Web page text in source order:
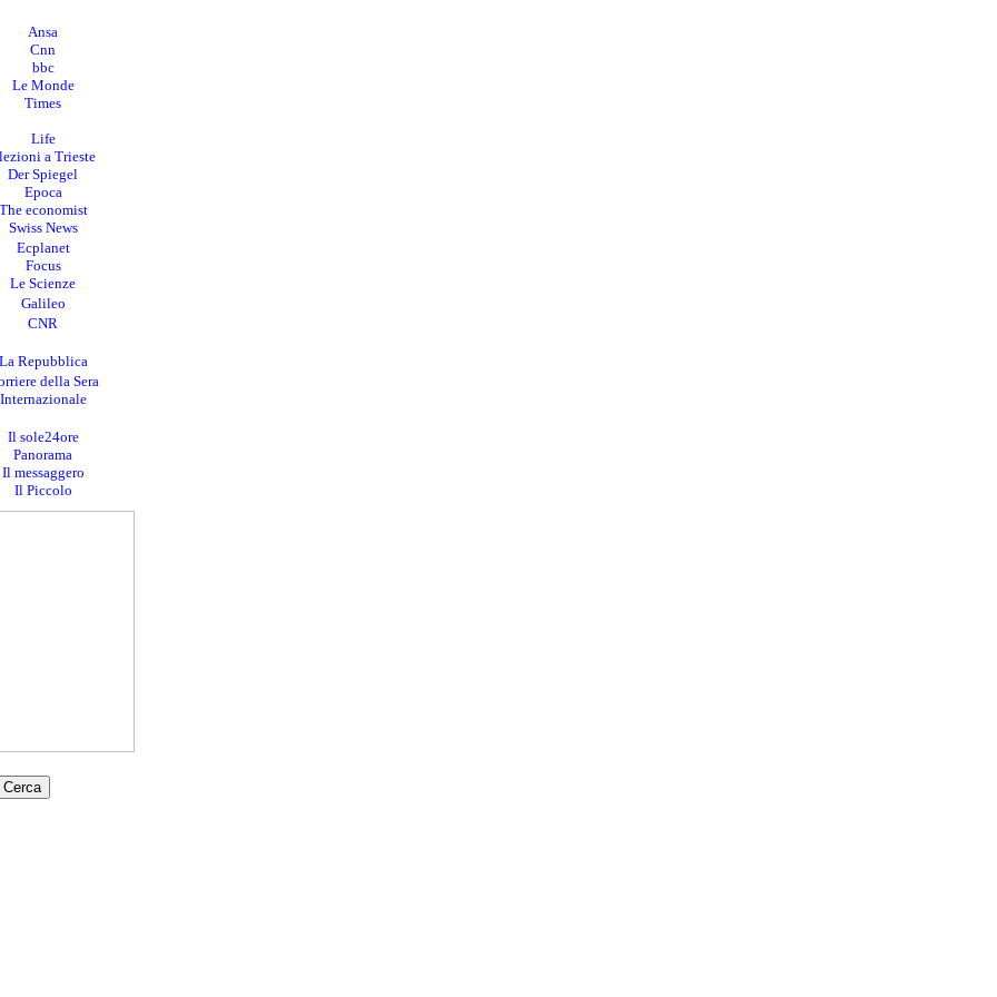
Ansa
Cnn
bbc
Le Monde
Times
Life
a Trieste
Der Spiegel
Epoca
economist
Swiss News
Ecplanet
Focus
Le Scienze
Galileo
CNR
Repubblica
della Sera
Internazionale
Il sole24ore
Panorama
Il messaggero
Il Piccolo